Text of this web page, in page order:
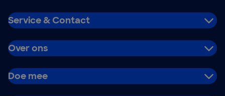
Service & Contact
Over ons
Doe mee